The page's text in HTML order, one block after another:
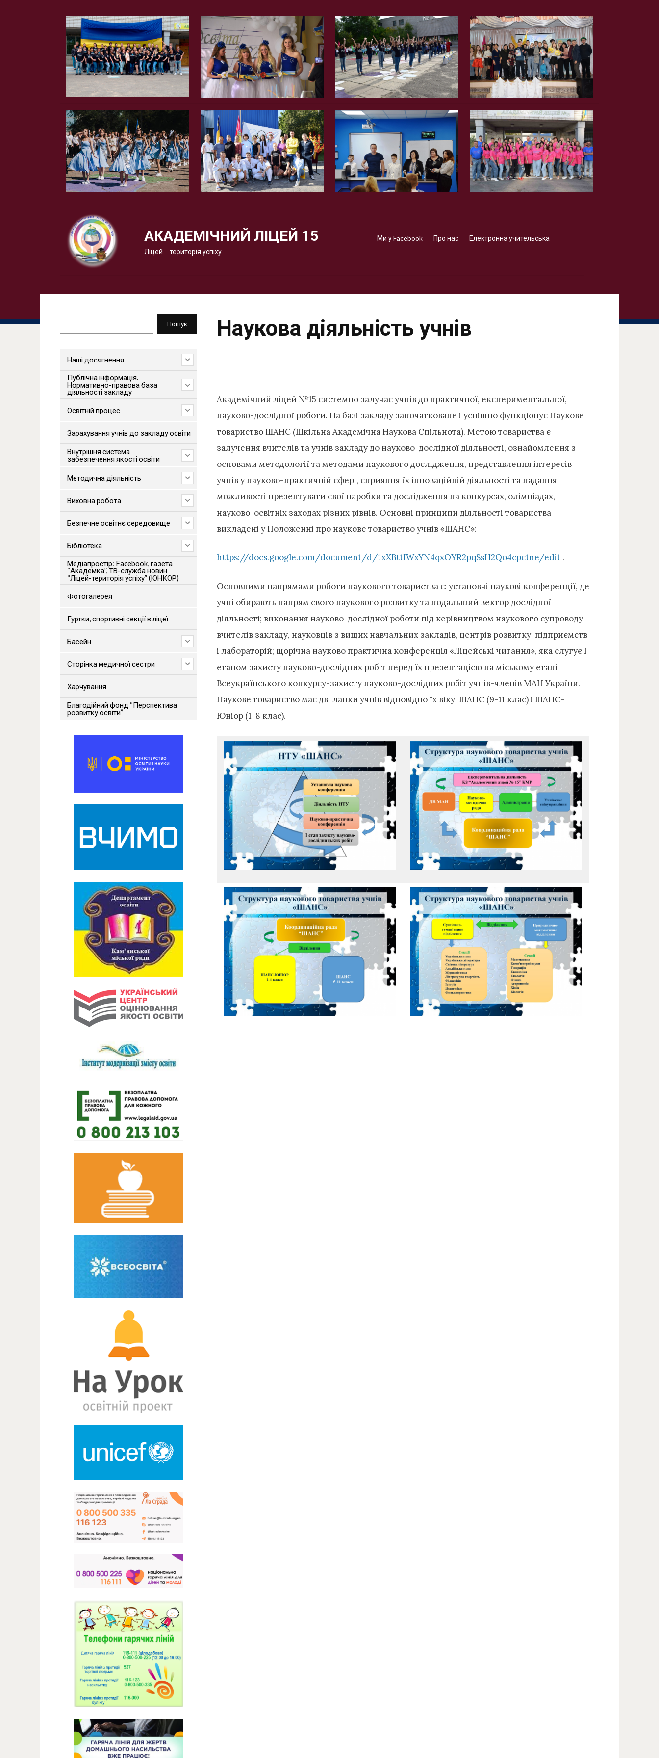
АКАДЕМІЧНИЙ ЛІЦЕЙ 15
Ліцей – територія успіху
Ми у Facebook Про нас Електронна учительська
Наукова діяльність учнів
Академічний ліцей №15 системно залучає учнів до практичної, експериментальної,
науково-дослідної роботи. На базі закладу започатковане і успішно функціонує Наукове
товариство ШАНС (Шкільна Академічна Наукова Спільнота). Метою товариства є
залучення вчителів та учнів закладу до науково-дослідної діяльності, ознайомлення з
основами методології та методами наукового дослідження, представлення інтересів
учнів у науково-практичній сфері, сприяння їх інноваційній діяльності та надання
можливості презентувати свої наробки та дослідження на конкурсах, олімпіадах,
науково-освітніх заходах різних рівнів. Основні принципи діяльності товариства
викладені у Положенні про наукове товариство учнів «ШАНС»:
https://docs.google.com/document/d/1xXBttIWxYN4qxOYR2pqSsH2Qo4cpctne/edit .
Основними напрямами роботи наукового товариства є: установчі наукові конференції, де
учні обирають напрям свого наукового розвитку та подальший вектор дослідної
діяльності; виконання науково-дослідної роботи під керівництвом наукового супроводу
вчителів закладу, науковців з вищих навчальних закладів, центрів розвитку, підприємств
і лабораторій; щорічна науково практична конференція «Ліцейські читання», яка слугує І
етапом захисту науково-дослідних робіт перед їх презентацією на міському етапі
Всеукраїнського конкурсу-захисту науково-дослідних робіт учнів-членів МАН України.
Наукове товариство має дві ланки учнів відповідно їх віку: ШАНС (9-11 клас) і ШАНС-
Юніор (1-8 клас).
Пошук
Наші досягнення
Публічна інформація.
Нормативно-правова база
діяльності закладу
Освітній процес
Зарахування учнів до закладу освіти
Внутрішня система
забезпечення якості освіти
Методична діяльність
Виховна робота
Безпечне освітнє середовище
Бібліотека
Медіапростір: Facebook, газета
“Академка”, ТВ-служба новин
“Ліцей-територія успіху” (ЮНКОР)
Фотогалерея
Гуртки, спортивні секції в ліцеї
Басейн
Сторінка медичної сестри
Харчування
Благодійний фонд “Перспектива
розвитку освіти”